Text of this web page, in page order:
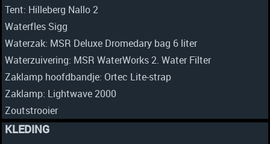
Tent: Hilleberg Nallo 2
Waterfles Sigg
Waterzak: MSR Deluxe Dromedary bag 6 liter
Waterzuivering: MSR WaterWorks 2. Water Filter
Zaklamp hoofdbandje: Ortec Lite-strap
Zaklamp: Lightwave 2000
Zoutstrooier
KLEDING